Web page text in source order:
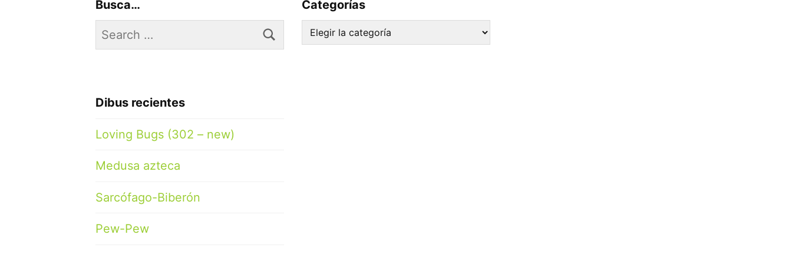
Busca…
Search
for:
Dibus recientes
Loving Bugs (302 – new)
Medusa azteca
Sarcófago-Biberón
Pew-Pew
Categorías
Categorías